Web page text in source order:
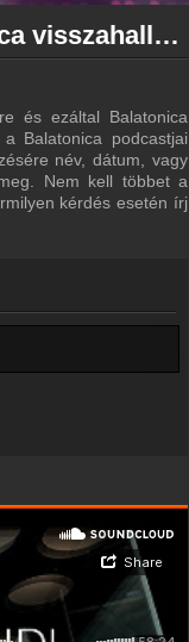
Balatonica archívum - Balatonica podcasts - Balatonica visszahallgatás
és ezáltal Balatonica
Balatonica podcastjai
név, dátum, vagy
Nem kell többet a
kérdés esetén írj